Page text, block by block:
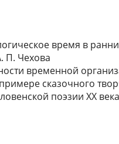
время в
П. Чехова
временной
сказочного
поэзии XX века